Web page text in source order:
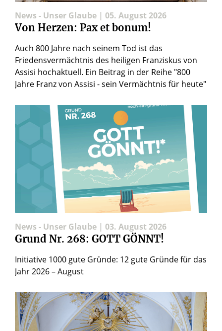
News - Unser Glaube | 05. August 2026
Von Herzen: Pax et bonum!
Auch 800 Jahre nach seinem Tod ist das
Friedensvermächtnis des heiligen Franziskus von
Assisi hochaktuell. Ein Beitrag in der Reihe "800
Jahre Franz von Assisi - sein Vermächtnis für heute"
News - Unser Glaube | 03. August 2026
Grund Nr. 268: GOTT GÖNNT!
Initiative 1000 gute Gründe: 12 gute Gründe für das
Jahr 2026 – August